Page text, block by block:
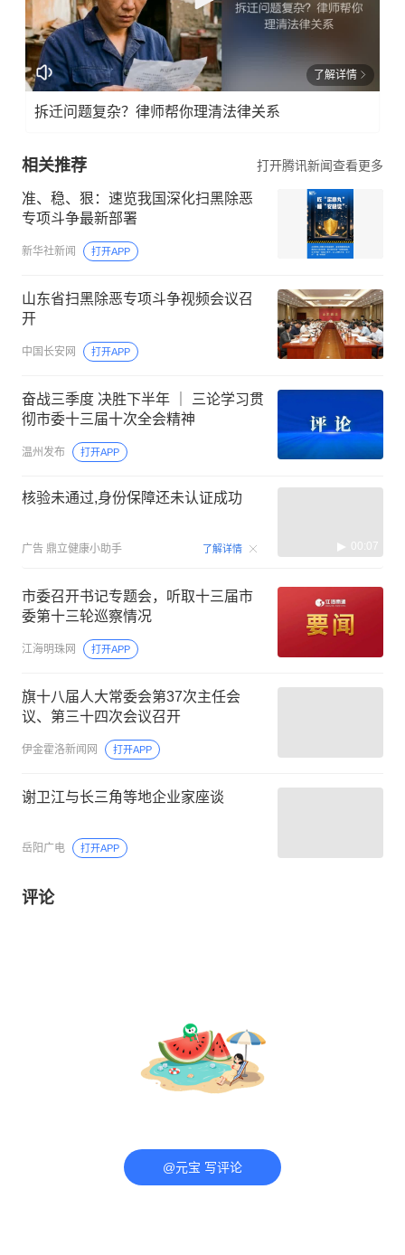
了解详情
拆迁问题复杂？律师帮你理清法律关系
相关推荐 打开腾讯新闻查看更多
准、稳、狠：速览我国深化扫黑除恶
专项斗争最新部署
新华社新闻 打开APP
山东省扫黑除恶专项斗争视频会议召
开
中国长安网 打开APP
奋战三季度 决胜下半年 ｜ 三论学习贯
彻市委十三届十次全会精神
温州发布 打开APP
核验未通过,身份保障还未认证成功
广告 鼎立健康小助手 了解详情 00:07
市委召开书记专题会，听取十三届市
委第十三轮巡察情况
江海明珠网 打开APP
旗十八届人大常委会第37次主任会
议、第三十四次会议召开
伊金霍洛新闻网 打开APP
谢卫江与长三角等地企业家座谈
岳阳广电 打开APP
评论
@元宝 写评论